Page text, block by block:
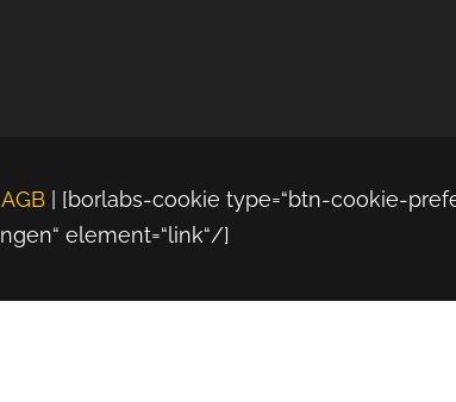
AGB | [borlabs-cookie type=“btn-cookie-
element=“link“/]